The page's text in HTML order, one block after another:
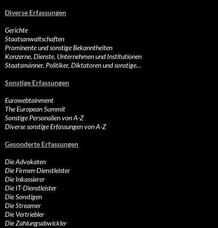
Diverse Erfassungen
Gerichte
Staatsanwaltschaften
Prominente und sonstige Bekanntheiten
Konzerne, Dienste, Unternehmen und Institutionen
Staatsmänner, Politiker, Diktatoren und sonstige…
Sonstige Erfassungen
Eurowebtainment
The European Summit
Sonstige Personalien von A-Z
Diverse sonstige Erfassungen von A-Z
Gesonderte Erfassungen
Die Advokaten
Die Firmen-Dienstleister
Die Inkassierer
Die IT-Dienstleister
Die Sonstigen
Die Streamer
Die Vertriebler
Die Zahlungsabwickler